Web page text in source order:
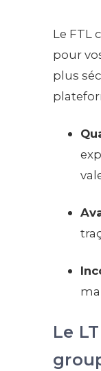
Le FTL
pour
plus
Le